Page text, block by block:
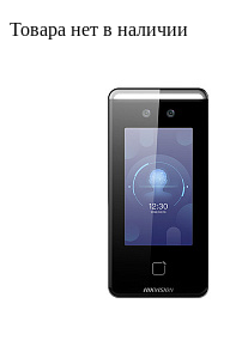
Товара нет в наличии